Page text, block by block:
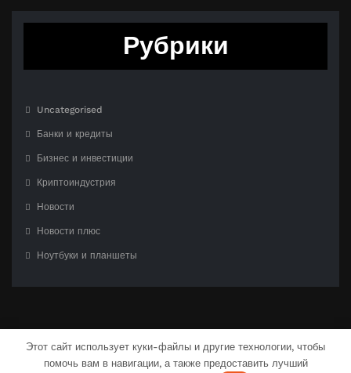
Рубрики
Uncategorised
Банки и кредиты
Бизнес и инвестиции
Криптоиндустрия
Новости
Новости плюс
Ноутбуки и планшеты
С гордостью созлано наWordPress| Тема:CloudPress Dark
Этот сайт использует куки-файлы и другие технологии, чтобы
помочь вам в навигации, а также предоставить лучший